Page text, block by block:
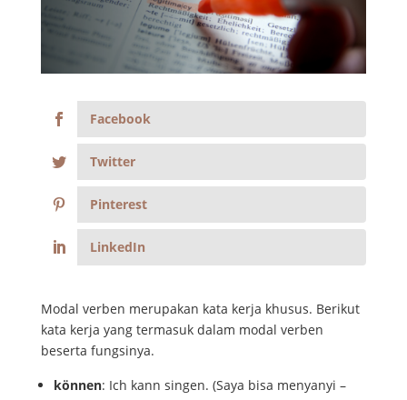
Facebook
Twitter
Pinterest
LinkedIn
Modal verben merupakan kata kerja khusus. Berikut
kata kerja yang termasuk dalam modal verben
beserta fungsinya.
können: Ich kann singen. (Saya bisa menyanyi –